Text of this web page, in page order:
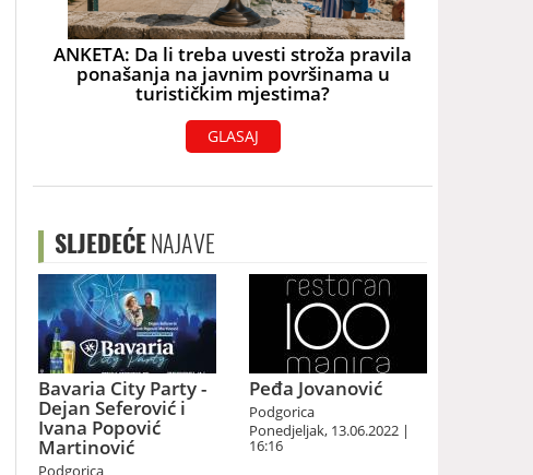
ANKETA: Da li treba uvesti stroža pravila
ponašanja na javnim površinama u
turističkim mjestima?
GLASAJ
SLJEDEĆENAJAVE
Bavaria City Party -
Dejan Seferović i
Ivana Popović
Martinović
Podgorica
Peđa Jovanović
Podgorica
Ponedjeljak, 13.06.2022 |
16:16